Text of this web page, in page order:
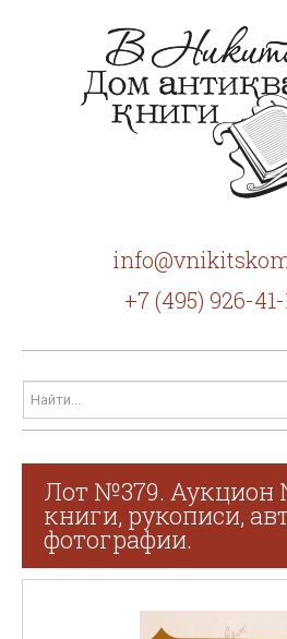
+7 (495) 926-
Лот №379. Аукцион
книги, рукописи,
фотографии.